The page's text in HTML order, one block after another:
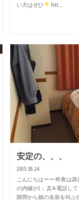
い方はぜひ
htt…
安定の、、、
2015.05.24
こんにちはーー 昨夜は
の内鍵が(；´Д`A 電話し
隙間から娘の名前を叫ぶ